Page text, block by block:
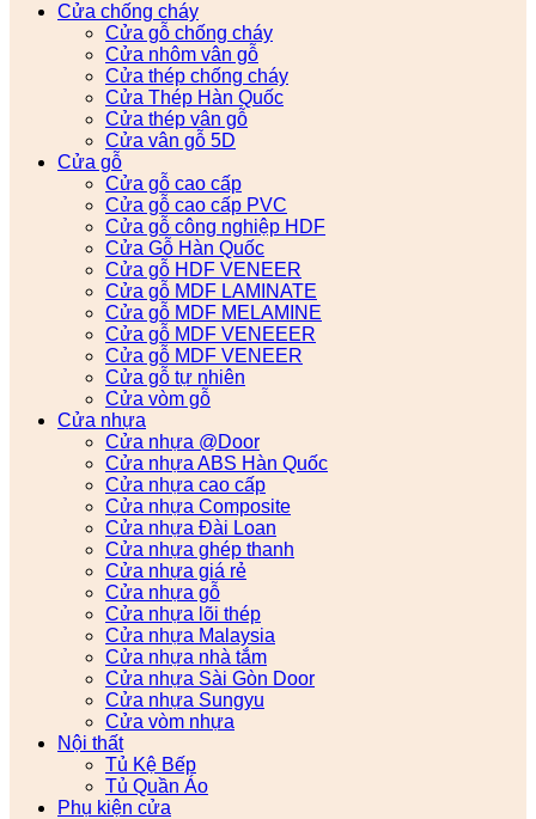
Cửa chống cháy
Cửa gỗ chống cháy
Cửa nhôm vân gỗ
Cửa thép chống cháy
Cửa Thép Hàn Quốc
Cửa thép vân gỗ
Cửa vân gỗ 5D
Cửa gỗ
Cửa gỗ cao cấp
Cửa gỗ cao cấp PVC
Cửa gỗ công nghiệp HDF
Cửa Gỗ Hàn Quốc
Cửa gỗ HDF VENEER
Cửa gỗ MDF LAMINATE
Cửa gỗ MDF MELAMINE
Cửa gỗ MDF VENEEER
Cửa gỗ MDF VENEER
Cửa gỗ tự nhiên
Cửa vòm gỗ
Cửa nhựa
Cửa nhựa @Door
Cửa nhựa ABS Hàn Quốc
Cửa nhựa cao cấp
Cửa nhựa Composite
Cửa nhựa Đài Loan
Cửa nhựa ghép thanh
Cửa nhựa giá rẻ
Cửa nhựa gỗ
Cửa nhựa lõi thép
Cửa nhựa Malaysia
Cửa nhựa nhà tắm
Cửa nhựa Sài Gòn Door
Cửa nhựa Sungyu
Cửa vòm nhựa
Nội thất
Tủ Kệ Bếp
Tủ Quần Áo
Phụ kiện cửa